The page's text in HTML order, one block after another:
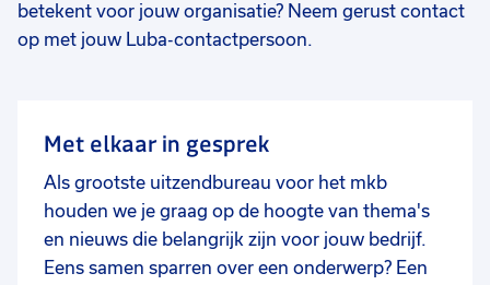
betekent voor jouw organisatie? Neem gerust contact
op met jouw Luba-contactpersoon.
Met elkaar in gesprek
Als grootste uitzendbureau voor het mkb
houden we je graag op de hoogte van thema's
en nieuws die belangrijk zijn voor jouw bedrijf.
Eens samen sparren over een onderwerp? Een